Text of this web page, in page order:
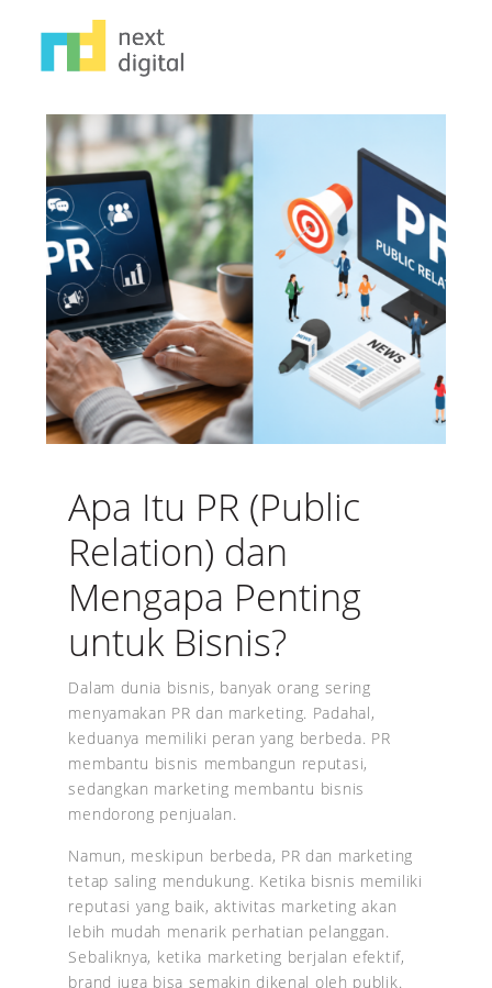
Apa Itu PR (Public
Relation) dan
Mengapa Penting
untuk Bisnis?
Dalam dunia bisnis, banyak orang sering
menyamakan PR dan marketing. Padahal,
keduanya memiliki peran yang berbeda. PR
membantu bisnis membangun reputasi,
sedangkan marketing membantu bisnis
mendorong penjualan.
Namun, meskipun berbeda, PR dan marketing
tetap saling mendukung. Ketika bisnis memiliki
reputasi yang baik, aktivitas marketing akan
lebih mudah menarik perhatian pelanggan.
Sebaliknya, ketika marketing berjalan efektif,
brand juga bisa semakin dikenal oleh publik.